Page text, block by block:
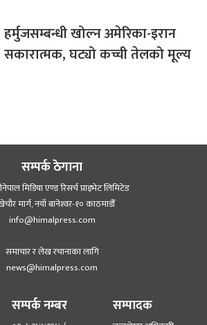
हर्मुजसम्बन्धी खोल्न अमेरिका-इरान
सकारात्मक, घट्यो कच्ची तेलको मूल्य
सम्पर्क ठेगाना
मिडिया एण्ड रिसर्च प्राइभेट लिमिटेड
मार्ग, नयाँ बानेश्‍वर-१० काठमाडौँ
info@himalpress.com
समाचार र लेख रचानाका लागि
news@himalpress.com
सम्पर्क नम्बर सम्पादक